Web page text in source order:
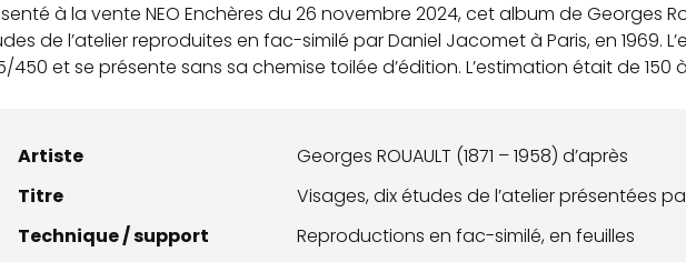
à la vente NEO Enchères du 26 novembre 2024, cet album de Georges
de l’atelier reproduites en fac-similé par Daniel Jacomet à Paris, en 1969.
450 et se présente sans sa chemise toilée d’édition. L’estimation était de 150
Artiste
Georges ROUAULT (1871 – 1958) d’après
Titre
Visages, dix études de l’atelier présentées
Technique / support
Reproductions en fac-similé, en feuilles